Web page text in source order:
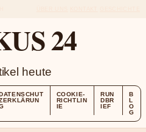
24
heute
COOKIE-
RICHTLIN
IE
RUN
DBR
IEF
B
L
O
G